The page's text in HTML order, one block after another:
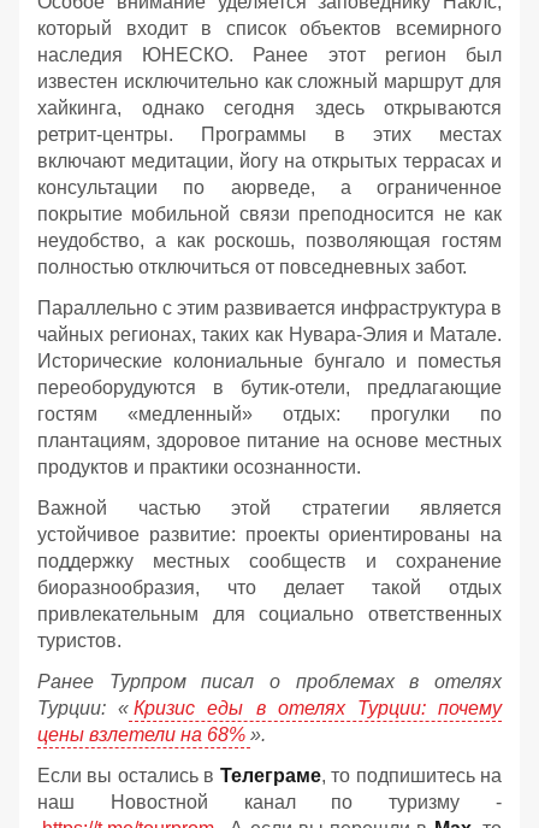
который входит в список объектов всемирного
наследия ЮНЕСКО. Ранее этот регион был
известен исключительно как сложный маршрут для
хайкинга, однако сегодня здесь открываются
ретрит-центры. Программы в этих местах
включают медитации, йогу на открытых террасах и
консультации по аюрведе, а ограниченное
покрытие мобильной связи преподносится не как
неудобство, а как роскошь, позволяющая гостям
полностью отключиться от повседневных забот.
Параллельно с этим развивается инфраструктура в
чайных регионах, таких как Нувара-Элия и Матале.
Исторические колониальные бунгало и поместья
переоборудуются в бутик-отели, предлагающие
гостям «медленный» отдых: прогулки по
плантациям, здоровое питание на основе местных
продуктов и практики осознанности.
Важной частью этой стратегии является
устойчивое развитие: проекты ориентированы на
поддержку местных сообществ и сохранение
биоразнообразия, что делает такой отдых
привлекательным для социально ответственных
туристов.
Ранее Турпром писал о проблемах в отелях
Турции: « Кризис еды в отелях Турции: почему
цены взлетели на 68% ».
Если вы остались в Телеграме, то подпишитесь на
наш Новостной канал по туризму -